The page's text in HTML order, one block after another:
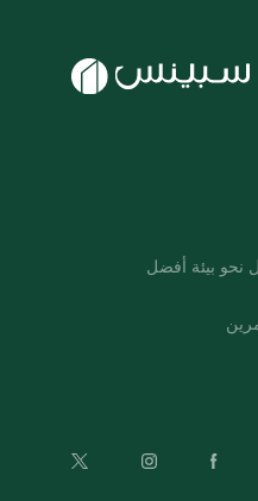
نحو بيئة أفضل